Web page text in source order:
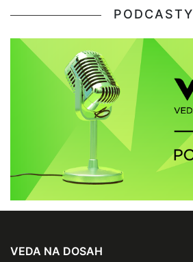
PODCASTY
VEDA NA DOSAH